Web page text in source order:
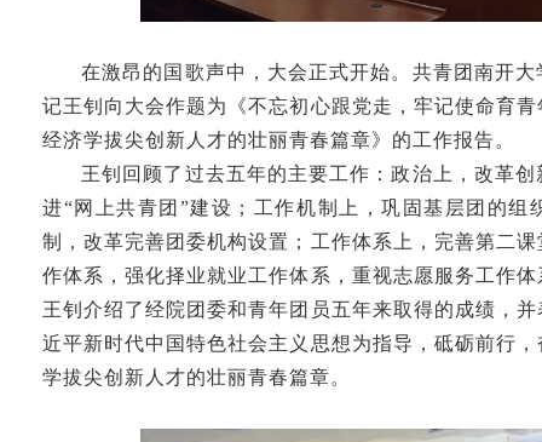
在激昂的国歌声中，大会正式开始。共青团南开
记王钊向大会作题为《不忘初心跟党走，牢记使命育
经济学拔尖创新人才的壮丽青春篇章》的工作报告。
王钊回顾了过去五年的主要工作：政治上，改革
进“网上共青团”建设；工作机制上，巩固基层团的组
制，改革完善团委机构设置；工作体系上，完善第二
作体系，强化择业就业工作体系，重视志愿服务工作
王钊介绍了经院团委和青年团员五年来取得的成绩，
近平新时代中国特色社会主义思想为指导，砥砺前行
学拔尖创新人才的壮丽青春篇章。